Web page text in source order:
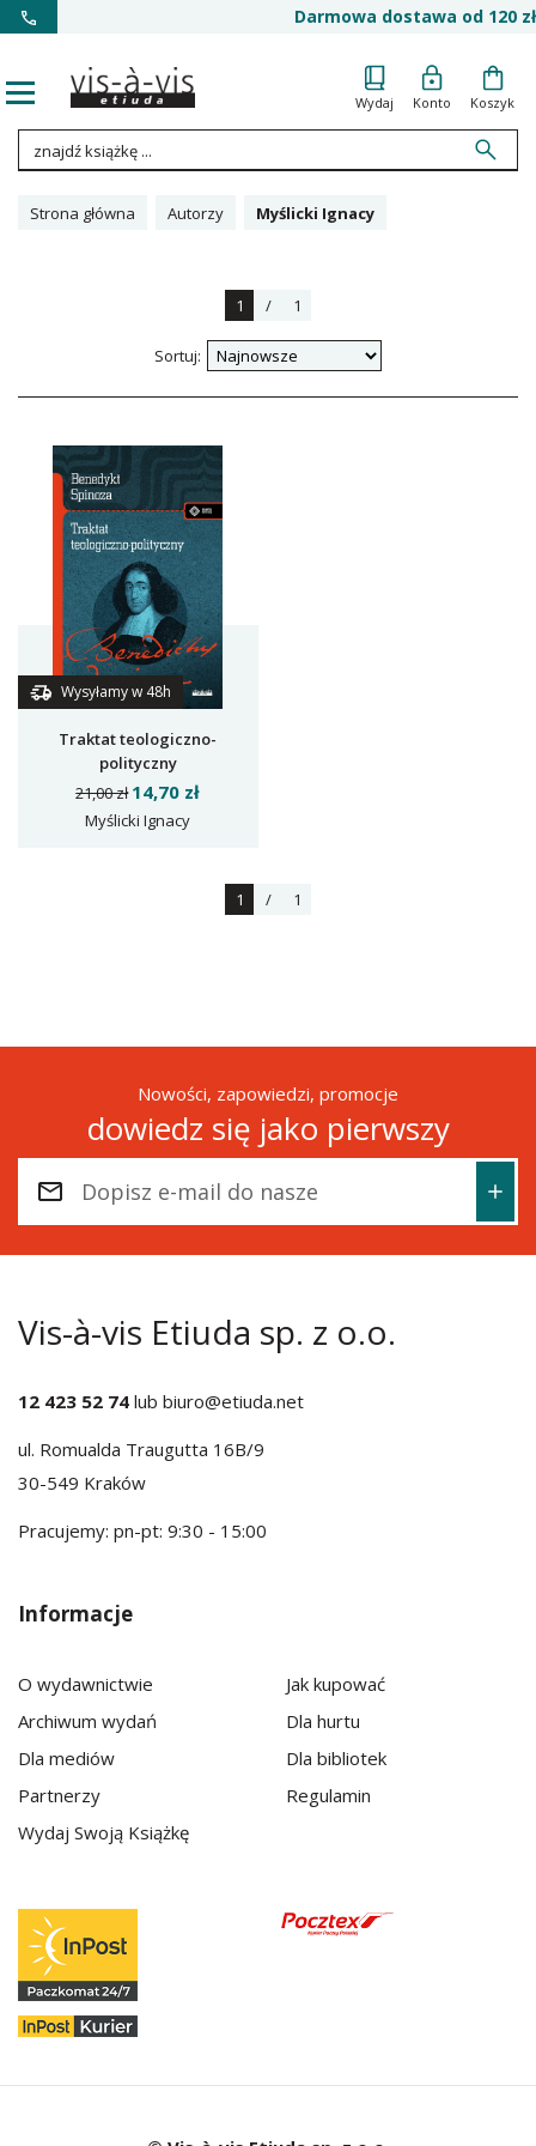
Darmowa dostawa od 120 zł
Wydaj Konto Koszyk
Strona główna Autorzy Myślicki Ignacy
1 / 1
Sortuj:
Wysyłamy w 48h
Traktat teologiczno-
polityczny
21,00 zł 14,70 zł
Myślicki Ignacy
1 / 1
Nowości, zapowiedzi, promocje
dowiedz się jako pierwszy
Vis-à-vis Etiuda sp. z o.o.
12 423 52 74 lub biuro@etiuda.net
ul. Romualda Traugutta 16B/9
30-549 Kraków
Pracujemy: pn-pt: 9:30 - 15:00
Informacje
O wydawnictwie
Archiwum wydań
Dla mediów
Partnerzy
Wydaj Swoją Książkę
Jak kupować
Dla hurtu
Dla bibliotek
Regulamin